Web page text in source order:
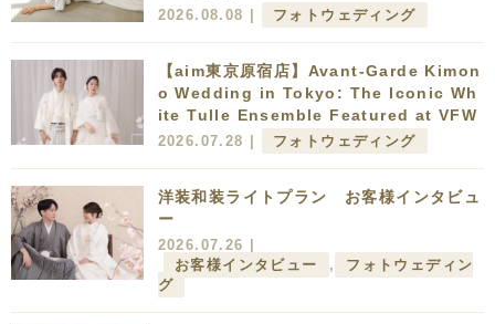
2026.08.08 | フォトウェディング
【aim東京原宿店】Avant-Garde Kimon
o Wedding in Tokyo: The Iconic Wh
ite Tulle Ensemble Featured at VFW
2026.07.28 | フォトウェディング
洋装和装ライトプラン お客様インタビュ
ー
2026.07.26 |
お客様インタビュー
,
フォトウェディン
グ